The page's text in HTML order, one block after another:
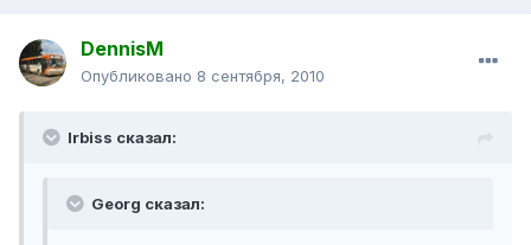
DennisM
Опубликовано 8 сентября, 2010
Irbiss сказал:
Georg сказал: